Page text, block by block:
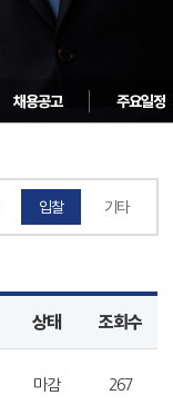
채용공고 주요일정
입찰 기타
상태 조회수
마감 267